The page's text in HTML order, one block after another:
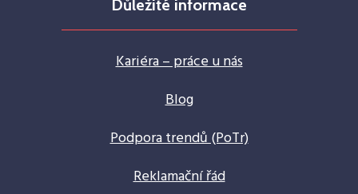
Důležité informace
Kariéra – práce u nás
Blog
Podpora trendů (PoTr)
Reklamační řád